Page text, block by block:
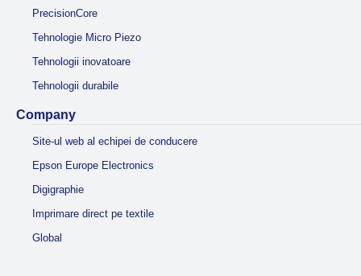
PrecisionCore
Tehnologie Micro Piezo
Tehnologii inovatoare
Tehnologii durabile
Company
Site-ul web al echipei de conducere
Epson Europe Electronics
Digigraphie
Imprimare direct pe textile
Global